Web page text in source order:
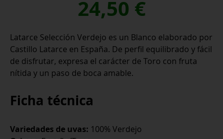
24,50 €
Latarce Selección Verdejo es un Blanco elaborado por
Castillo Latarce en España. De perfil equilibrado y fácil
de disfrutar, expresa el carácter de Toro con fruta
nítida y un paso de boca amable.
Ficha técnica
Variedades de uvas: 100% Verdejo